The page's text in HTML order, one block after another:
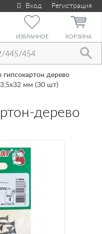
Вход Регистрация
ИЗБРАННОЕ КОРЗИНА
гипсокартон дерево
мм (30 шт)
дерево